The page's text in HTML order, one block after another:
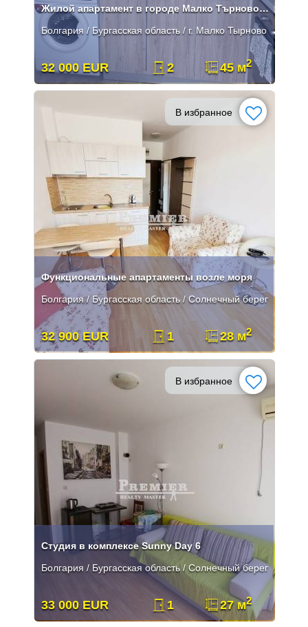
Жилой апартамент в городе Малко Търново и Мазе
Болгария / Бургасская область / г. Малко Тырново
32 000 EUR 2 45 м2
В избранное
Функциональные апартаменты возле моря
Болгария / Бургасская область / Солнечный берег
32 900 EUR 1 28 м2
В избранное
Студия в комплексе Sunny Day 6
Болгария / Бургасская область / Солнечный берег
33 000 EUR 1 27 м2